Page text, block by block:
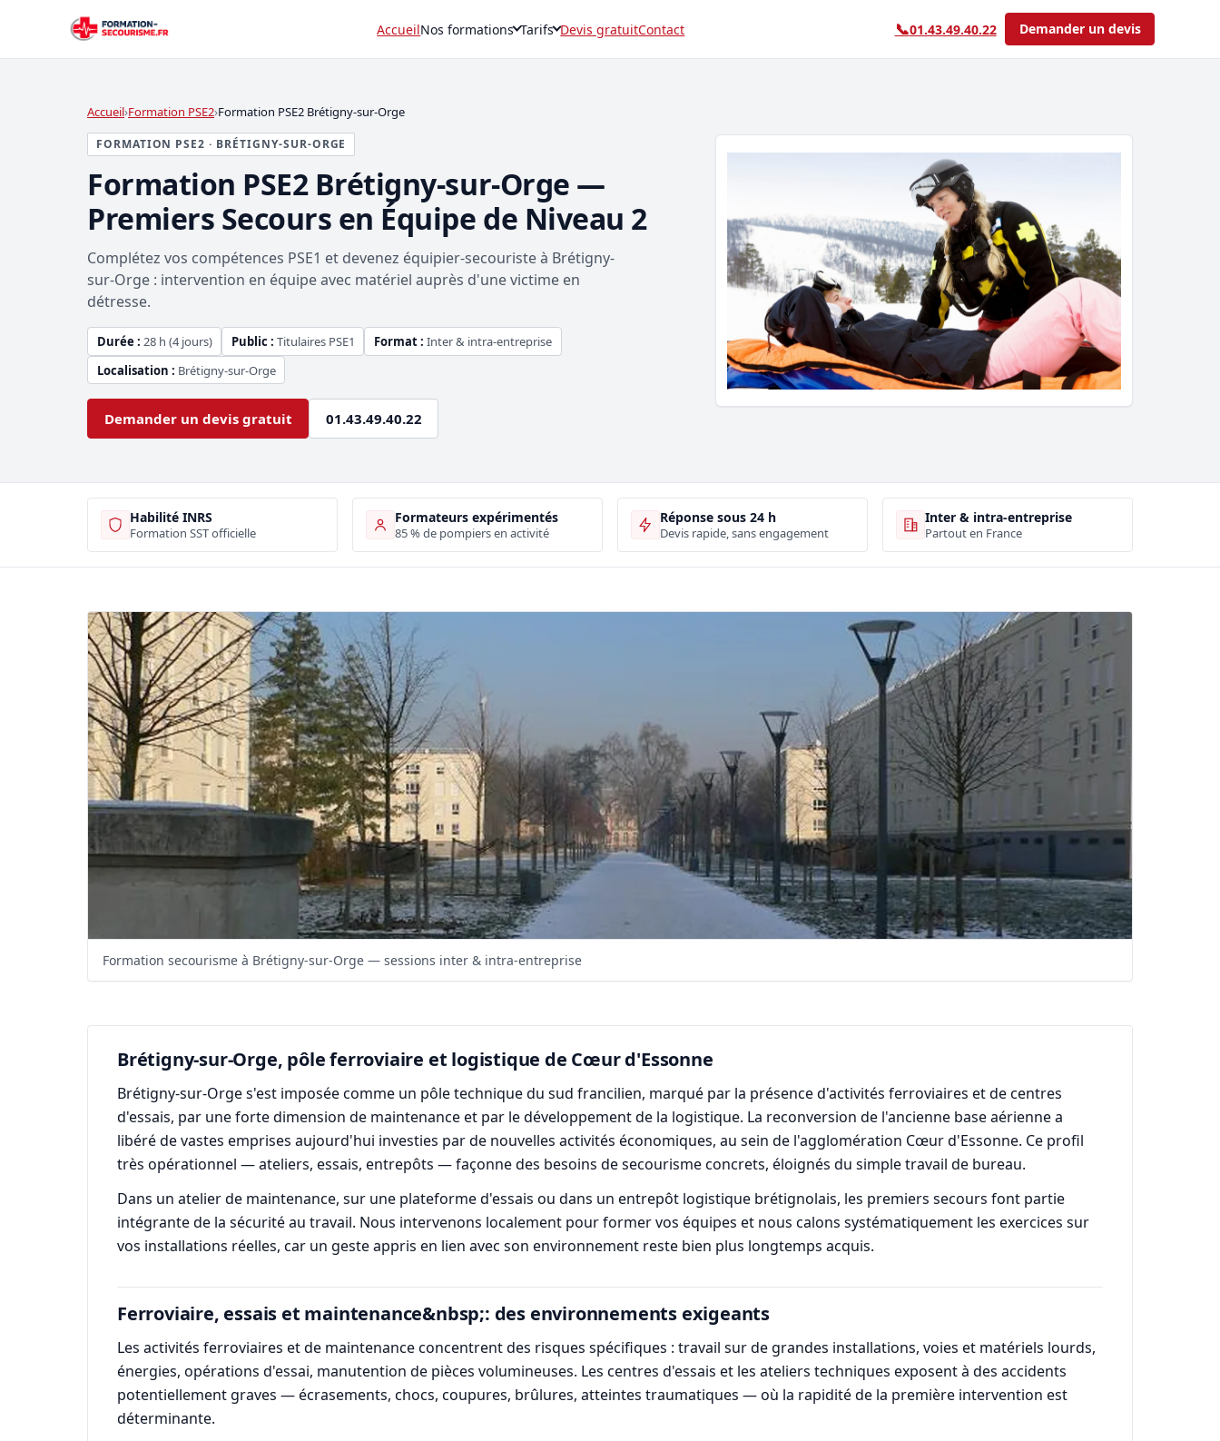
AccueilNos formations Tarifs Devis gratuitContact 📞01.43.49.40.22 Demander un devis
Accueil Formation PSE2 Formation PSE2 Brétigny-sur-Orge
FORMATION PSE2 · BRÉTIGNY-SUR-ORGE
Formation PSE2 Brétigny-sur-Orge —
Premiers Secours en Équipe de Niveau 2
Complétez vos compétences PSE1 et devenez équipier-secouriste à Brétigny-
sur-Orge : intervention en équipe avec matériel auprès d'une victime en
détresse.
Durée : 28 h (4 jours) Public : Titulaires PSE1 Format : Inter & intra-entreprise
Localisation : Brétigny-sur-Orge
Demander un devis gratuit 01.43.49.40.22
Habilité INRS
Formation SST officielle
Formateurs expérimentés
85 % de pompiers en activité
Réponse sous 24 h
Devis rapide, sans engagement
Inter & intra-entreprise
Partout en France
Formation secourisme à Brétigny-sur-Orge — sessions inter & intra-entreprise
Brétigny-sur-Orge, pôle ferroviaire et logistique de Cœur d'Essonne
Brétigny-sur-Orge s'est imposée comme un pôle technique du sud francilien, marqué par la présence d'activités ferroviaires et de centres
d'essais, par une forte dimension de maintenance et par le développement de la logistique. La reconversion de l'ancienne base aérienne a
libéré de vastes emprises aujourd'hui investies par de nouvelles activités économiques, au sein de l'agglomération Cœur d'Essonne. Ce profil
très opérationnel — ateliers, essais, entrepôts — façonne des besoins de secourisme concrets, éloignés du simple travail de bureau.
Dans un atelier de maintenance, sur une plateforme d'essais ou dans un entrepôt logistique brétignolais, les premiers secours font partie
intégrante de la sécurité au travail. Nous intervenons localement pour former vos équipes et nous calons systématiquement les exercices sur
vos installations réelles, car un geste appris en lien avec son environnement reste bien plus longtemps acquis.
Ferroviaire, essais et maintenance&nbsp;: des environnements exigeants
Les activités ferroviaires et de maintenance concentrent des risques spécifiques : travail sur de grandes installations, voies et matériels lourds,
énergies, opérations d'essai, manutention de pièces volumineuses. Les centres d'essais et les ateliers techniques exposent à des accidents
potentiellement graves — écrasements, chocs, coupures, brûlures, atteintes traumatiques — où la rapidité de la première intervention est
déterminante.